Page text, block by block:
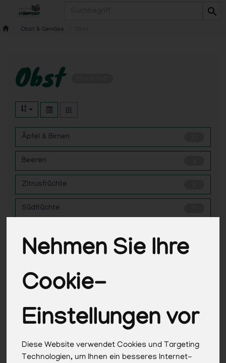
Nehmen Sie Ihre
Cookie-
Einstellungen vor
Diese Website verwendet Cookies und Targeting
Technologien, um Ihnen ein besseres Internet-
Obst & Gemüse
Obst
Äpfel & Birnen
Beeren
Zitrusfrüchte
Südfrüchte
Hersteller